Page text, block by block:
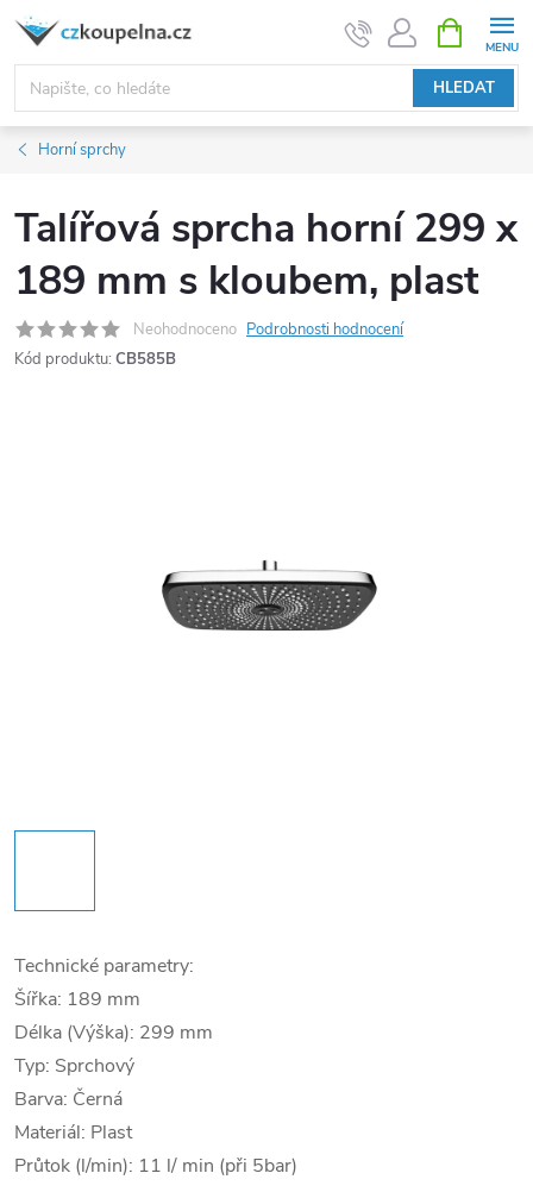
Přejít
obsah
HLEDAT
NÁKUPNÍ
KOŠÍK
Horní sprchy
Talířová sprcha horní 299 x
189 mm s kloubem, plast
Neohodnoceno Podrobnosti hodnocení
Kód produktu: CB585B
Technické parametry:
Šířka: 189 mm
Délka (Výška): 299 mm
Typ: Sprchový
Barva: Černá
Materiál: Plast
Průtok (l/min): 11 l/ min (při 5bar)